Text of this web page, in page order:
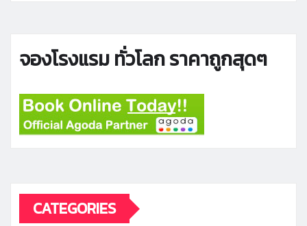
จองโรงแรม ทั่วโลก ราคาถูกสุดๆ
CATEGORIES